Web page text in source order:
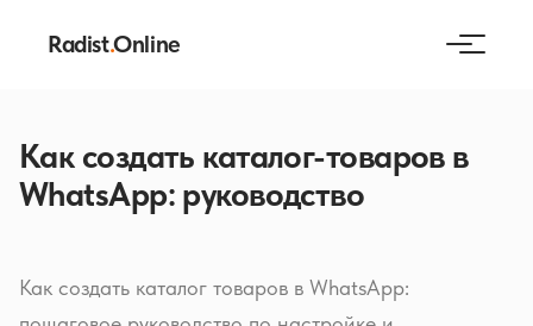
Radist.Online
Как создать каталог-товаров в
WhatsApp: руководство
Как создать каталог товаров в WhatsApp: